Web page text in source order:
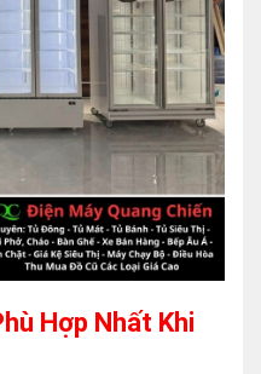
Hợp Nhất Khi